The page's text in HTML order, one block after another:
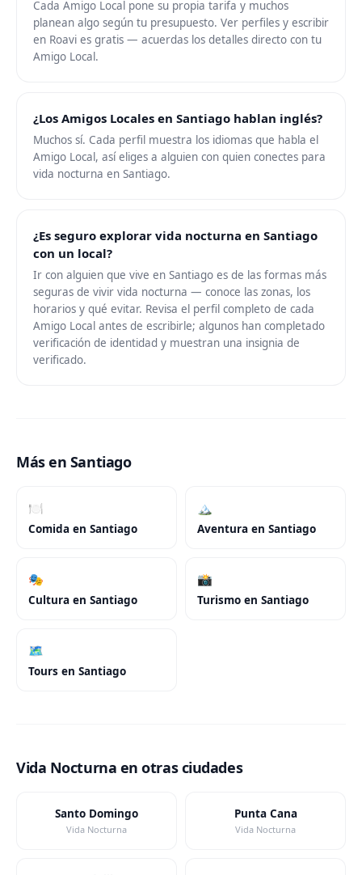
Cada Amigo Local pone su propia tarifa y muchos
planean algo según tu presupuesto. Ver perfiles y escribir
en Roavi es gratis — acuerdas los detalles directo con tu
Amigo Local.
¿Los Amigos Locales en Santiago hablan inglés?
Muchos sí. Cada perfil muestra los idiomas que habla el
Amigo Local, así eliges a alguien con quien conectes para
vida nocturna en Santiago.
¿Es seguro explorar vida nocturna en Santiago
con un local?
Ir con alguien que vive en Santiago es de las formas más
seguras de vivir vida nocturna — conoce las zonas, los
horarios y qué evitar. Revisa el perfil completo de cada
Amigo Local antes de escribirle; algunos han completado
verificación de identidad y muestran una insignia de
verificado.
Más en Santiago
🍽️
Comida en Santiago
🏔️
Aventura en Santiago
🎭
Cultura en Santiago
📸
Turismo en Santiago
🗺️
Tours en Santiago
Vida Nocturna en otras ciudades
Santo Domingo
Vida Nocturna
Punta Cana
Vida Nocturna